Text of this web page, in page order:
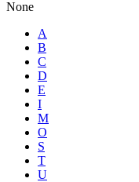
None
A
B
C
D
E
I
M
O
S
T
U